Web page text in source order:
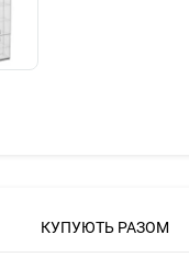
КУПУЮТЬ РАЗОМ